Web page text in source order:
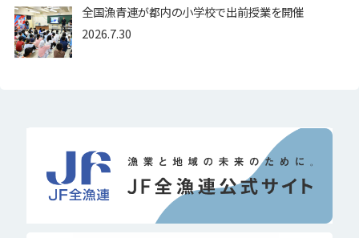
全国漁青連が都内の小学校で出前授業を開催
2026.7.30